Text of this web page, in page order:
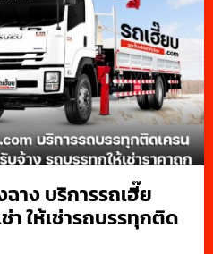
าง บริการรถเฮี๊ย
า ให้เช่ารถบรรทุกติด